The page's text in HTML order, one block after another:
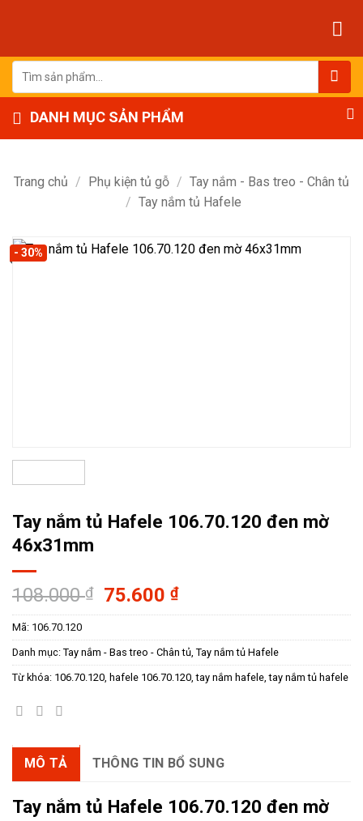
dung
Tìm
kiếm:
DANH MỤC SẢN PHẨM
Trang chủ / Phụ kiện tủ gỗ / Tay nắm - Bas treo - Chân tủ
/ Tay nắm tủ Hafele
- 30%
Tay nắm tủ Hafele 106.70.120 đen mờ
46x31mm
108.000₫
Giá
gốc
108.000 ₫.
75.600₫Giá
hiện
là:
75.600 ₫.
Mã: 106.70.120
Danh mục: Tay nắm - Bas treo - Chân tủ Tay nắm tủ Hafele
Từ khóa: 106.70.120 hafele 106.70.120 ,tay nắm hafele ,tay nắm tủ hafele
MÔ TẢ THÔNG TIN BỔ SUNG
Tay nắm tủ Hafele 106.70.120 đen mờ